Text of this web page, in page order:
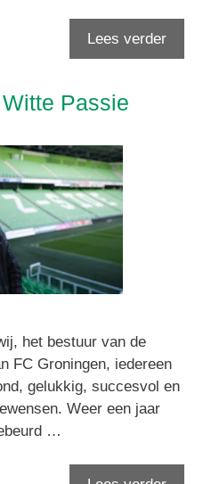
Lees verder
Passie
het bestuur van de
FC Groningen, iedereen
gelukkig, succesvol en
Weer een jaar
…